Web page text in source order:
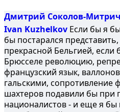
Дмитрий Соколов-Митрич
Ivan Kuzhelkov Если бы я
бы постарался
прекрасной Бельгией,
Брюсселе революцию,
французский язык,
гальскими, сопротивление
шахтеров подавили бы
националистов - и еще я бы